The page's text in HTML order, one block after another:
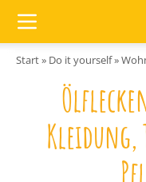
Start» Do it yourself»
Kleidung,